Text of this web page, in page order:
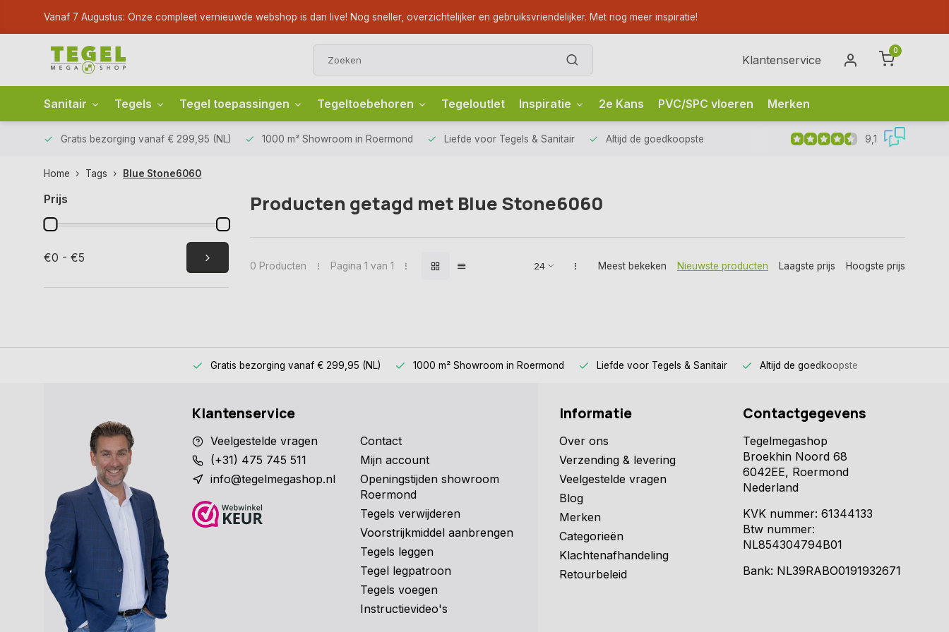
Vanaf 7 Augustus: Onze compleet vernieuwde webshop is dan live! Nog sneller, overzichtelijker en gebruiksvriendelijker. Met nog meer inspiratie!
Klantenservice
0
Sanitair Tegels Tegel toepassingen Tegeltoebehoren Tegeloutlet Inspiratie 2e Kans PVC/SPC vloeren Merken
Gratis bezorging vanaf € 299,95 (NL) 1000 m² Showroom in Roermond Liefde voor Tegels & Sanitair Altijd de goedkoopste 9,1
Home Tags Blue Stone6060
Prijs
€0 - €5
Producten getagd met Blue Stone6060
0 Producten Pagina 1 van 1 Meest bekeken Nieuwste producten Laagste prijs Hoogste prijs
Gratis bezorging vanaf € 299,95 (NL) 1000 m² Showroom in Roermond Liefde voor Tegels & Sanitair Altijd de goedkoopste
Klantenservice
Veelgestelde vragen
(+31) 475 745 511
info@tegelmegashop.nl
Contact
Mijn account
Openingstijden showroom
Roermond
Tegels verwijderen
Voorstrijkmiddel aanbrengen
Tegels leggen
Tegel legpatroon
Tegels voegen
Instructievideo's
Informatie
Over ons
Verzending & levering
Veelgestelde vragen
Blog
Merken
Categorieën
Klachtenafhandeling
Retourbeleid
Contactgegevens
Tegelmegashop
Broekhin Noord 68
6042EE, Roermond
Nederland
KVK nummer: 61344133
Btw nummer:
NL854304794B01
Bank: NL39RABO0191932671